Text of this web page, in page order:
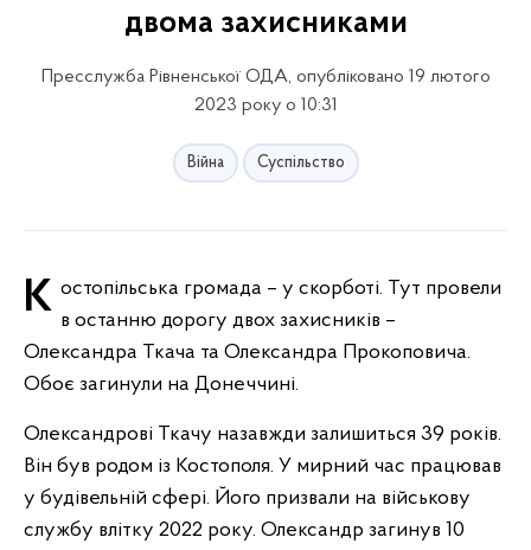
двома захисниками
Пресслужба Рівненської ОДА, опубліковано 19 лютого
2023 року о 10:31
Війна Суспільство
Костопільська громада – у скорботі. Тут провели в останню дорогу двох захисників –
Олександра Ткача та Олександра Прокоповича.
Обоє загинули на Донеччині.
Олександрові Ткачу назавжди залишиться 39 років.
Він був родом із Костополя. У мирний час працював
у будівельній сфері. Його призвали на військову
службу влітку 2022 року. Олександр загинув 10